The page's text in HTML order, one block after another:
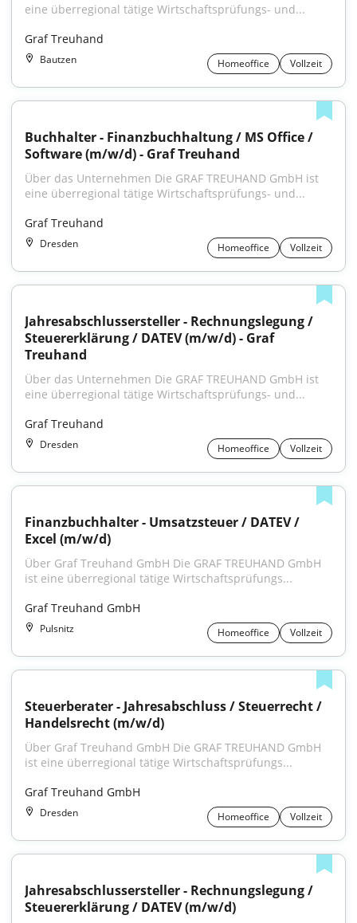
eine überregional tätige Wirtschaftsprüfungs- und...
Graf Treuhand
Bautzen Homeoffice Vollzeit
Buchhalter - Finanzbuchhaltung / MS Office /
Software (m/w/d) - Graf Treuhand
Über das Unternehmen Die GRAF TREUHAND GmbH ist
eine überregional tätige Wirtschaftsprüfungs- und...
Graf Treuhand
Dresden Homeoffice Vollzeit
Jahresabschlussersteller - Rechnungslegung /
Steuererklärung / DATEV (m/w/d) - Graf
Treuhand
Über das Unternehmen Die GRAF TREUHAND GmbH ist
eine überregional tätige Wirtschaftsprüfungs- und...
Graf Treuhand
Dresden Homeoffice Vollzeit
Finanzbuchhalter - Umsatzsteuer / DATEV /
Excel (m/w/d)
Über Graf Treuhand GmbH Die GRAF TREUHAND GmbH
ist eine überregional tätige Wirtschaftsprüfungs...
Graf Treuhand GmbH
Pulsnitz Homeoffice Vollzeit
Steuerberater - Jahresabschluss / Steuerrecht /
Handelsrecht (m/w/d)
Über Graf Treuhand GmbH Die GRAF TREUHAND GmbH
ist eine überregional tätige Wirtschaftsprüfungs...
Graf Treuhand GmbH
Dresden Homeoffice Vollzeit
Jahresabschlussersteller - Rechnungslegung /
Steuererklärung / DATEV (m/w/d)